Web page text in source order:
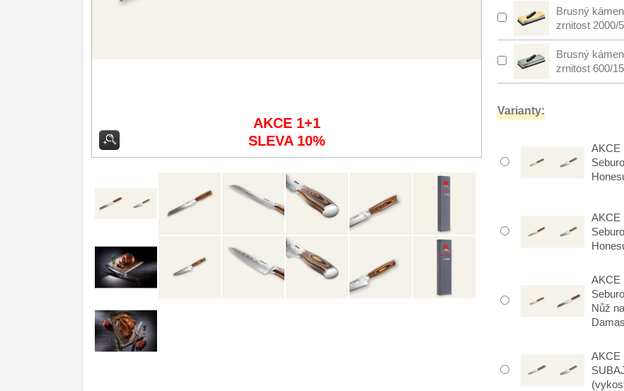
Zavírací nože
Speciální nože
Nože SEBURO
Nože Tojiro
Nože Samura
Ostřiče nožů V-Sharp
AKCE 1+1
SLEVA 10%
Brusný
zrnitost 2000/
Brusný
zrnitost 600/
Varianty:
AKCE
AKCE
AKCE
Nůž
AKCE